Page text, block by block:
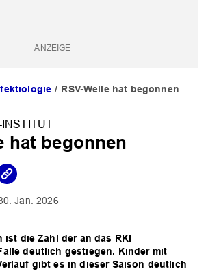
RSV-Welle hat begonnen
hat begonnen
Jan. 2026
ist die Zahl der an das RKI
deutlich gestiegen. Kinder mit
gibt es in dieser Saison deutlich